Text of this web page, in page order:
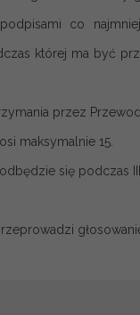
co
której ma być
przez
maksymalnie 15.
się podczas